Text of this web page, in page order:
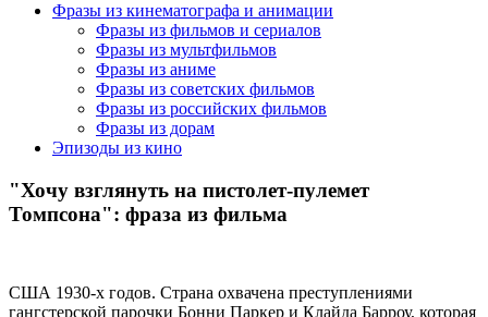
Фразы из кинематографа и анимации
Фразы из фильмов и сериалов
Фразы из мультфильмов
Фразы из аниме
Фразы из советских фильмов
Фразы из российских фильмов
Фразы из дорам
Эпизоды из кино
"Хочу взглянуть на пистолет-пулемет
Томпсона": фраза из фильма
США 1930-х годов. Страна охвачена преступлениями
гангстерской парочки Бонни Паркер и Клайда Барроу, которая